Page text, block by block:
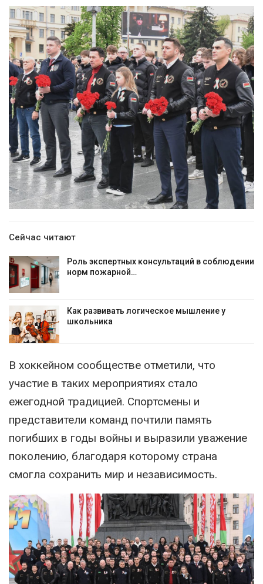
Сейчас читают
Роль экспертных консультаций в соблюдении
норм пожарной…
Как развивать логическое мышление у
школьника
В хоккейном сообществе отметили, что
участие в таких мероприятиях стало
ежегодной традицией. Спортсмены и
представители команд почтили память
погибших в годы войны и выразили уважение
поколению, благодаря которому страна
смогла сохранить мир и независимость.